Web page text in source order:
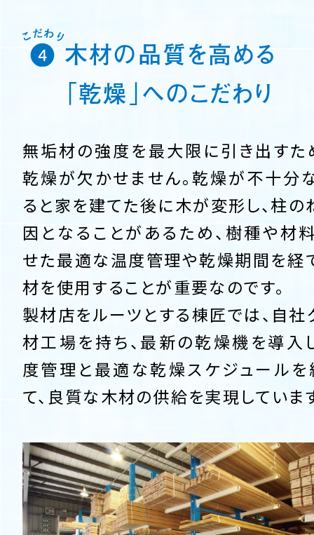
木材の品質を高める
「乾燥」へのこだわり
無垢材の強度を最大限に引き出すた
乾燥が欠かせません。乾燥が不十分
ると家を建てた後に木が変形し、柱
因となることがあるため、樹種や材
せた最適な温度管理や乾燥期間を経
材を使用することが重要なのです。
製材店をルーツとする棟匠では、自
材工場を持ち、最新の乾燥機を導入
度管理と最適な乾燥スケジュールを
て、良質な木材の供給を実現していま